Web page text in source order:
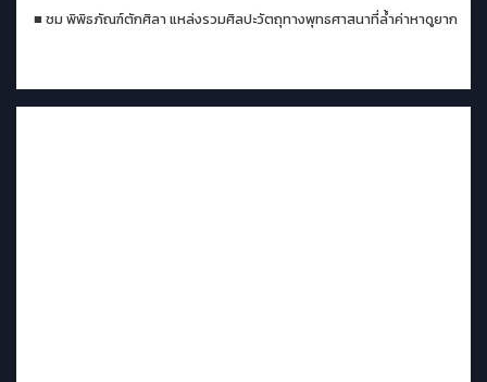
■ ชม พิพิธภัณฑ์ตักศิลา แหล่งรวมศิลปะวัตถุทางพุทธศาสนาที่ล้ำค่าหาดูยาก